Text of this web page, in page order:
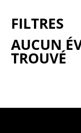
AUCUN
TROUVÉ
FILTRES